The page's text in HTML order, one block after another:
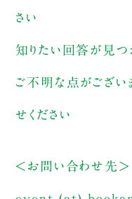
さい
知りたい回答が見つ
ご不明な点がござい
せください
＜お問い合わせ先＞